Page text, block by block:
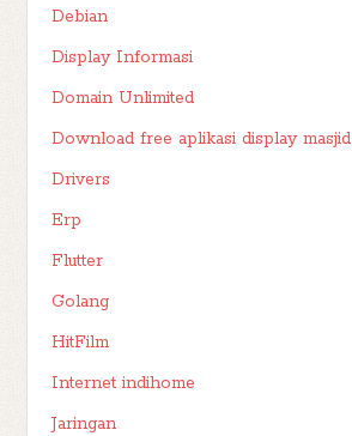
Debian
Display Informasi
Domain Unlimited
Download free aplikasi display masjid
Drivers
Erp
Flutter
Golang
HitFilm
Internet indihome
Jaringan